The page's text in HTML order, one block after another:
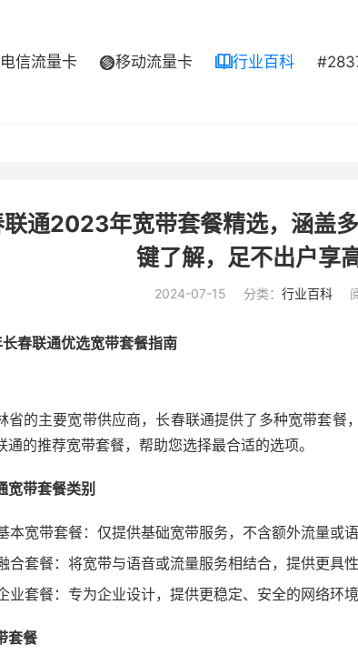
电信流量卡 移动流量卡 行业百科
联通2023年宽带套餐精选，涵盖
键了解，足不出户享
2024-07-15 分类： 行业百科
春联通优选宽带套餐指南
省的主要宽带供应商，长春联通提供了多种宽带套餐
通的推荐宽带套餐，帮助您选择最合适的选项。
宽带套餐类别
本宽带套餐：仅提供基础宽带服务，不含额外流量或语
合套餐：将宽带与语音或流量服务相结合，提供更具性
业套餐：专为企业设计，提供更稳定、安全的网络环境
套餐